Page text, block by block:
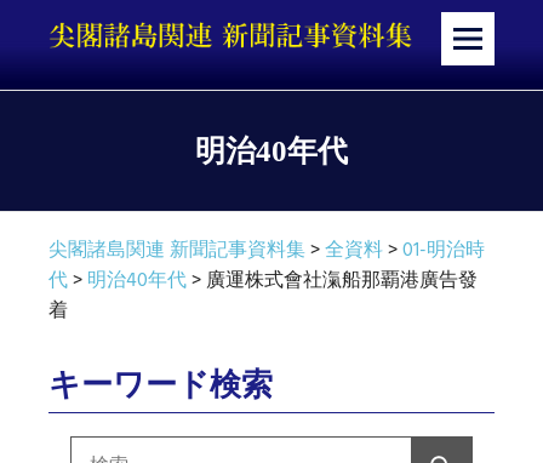
テ
メ
明治40年代
尖閣諸島関連 新聞記事資料集>全資料>01-明治時
代>明治40年代>廣運株式會社滊船那覇港廣告發
着
キーワード検索